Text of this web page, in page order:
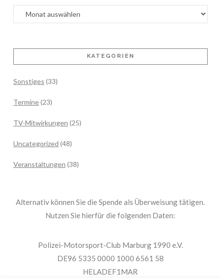
Archiv
KATEGORIEN
Sonstiges (33)
Termine(23)
TV-Mitwirkungen (25)
Uncategorized (48)
Veranstaltungen (38)
Alternativ können Sie die Spende als Überweisung tätigen.
Nutzen Sie hierfür die folgenden Daten:
Polizei-Motorsport-Club Marburg 1990 e.V.
DE96 5335 0000 1000 6561 58
HELADEF1MAR